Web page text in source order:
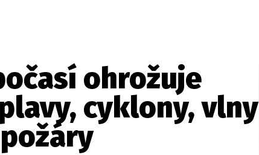
Nejlepší z vás odměníme
ohrožuje
cyklony, vlny